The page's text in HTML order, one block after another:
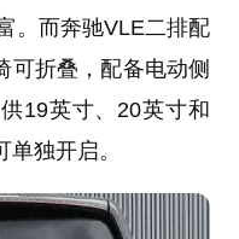
。而奔驰VLE二排配
可折叠，配备电动侧
19英寸、20英寸和
独开启。